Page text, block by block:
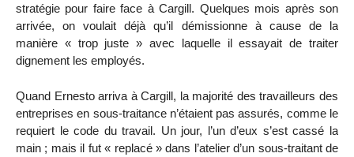
stratégie pour faire face à Cargill. Quelques mois après son
arrivée, on voulait déjà qu’il démissionne à cause de la
manière « trop juste » avec laquelle il essayait de traiter
dignement les employés.
Quand Ernesto arriva à Cargill, la majorité des travailleurs des
entreprises en sous-traitance n’étaient pas assurés, comme le
requiert le code du travail. Un jour, l’un d’eux s’est cassé la
main ; mais il fut « replacé » dans l’atelier d’un sous-traitant de